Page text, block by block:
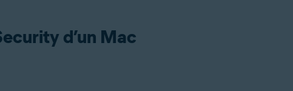
d’un Mac